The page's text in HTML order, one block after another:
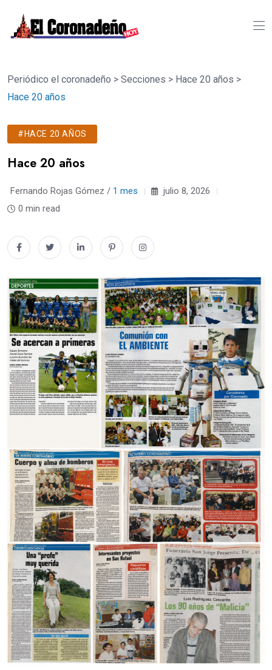
Periódico el coronadeño > Secciones > Hace 20 años >
Hace 20 años
#HACE 20 AÑOS
Hace 20 años
Fernando Rojas Gómez / 1 mes
julio 8, 2026
0 min read